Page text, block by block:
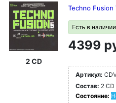
2 CD
Techno Fusion
Есть в наличии
4399
Артикул:
Состав: 2 CD
Состояние: